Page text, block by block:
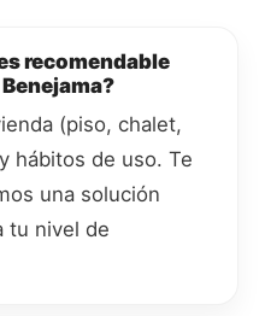
recomendable
(piso, chalet,
hábitos de uso. Te
una solución
tu nivel de